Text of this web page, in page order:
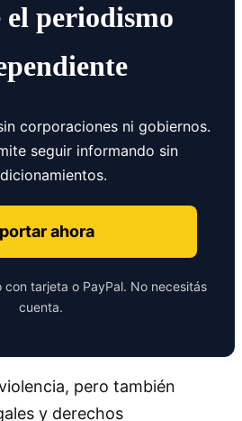
el periodismo
corporaciones ni gobiernos.
seguir informando sin
ahora
tarjeta o PayPal. No necesitás
cuenta.
pero también
y derechos